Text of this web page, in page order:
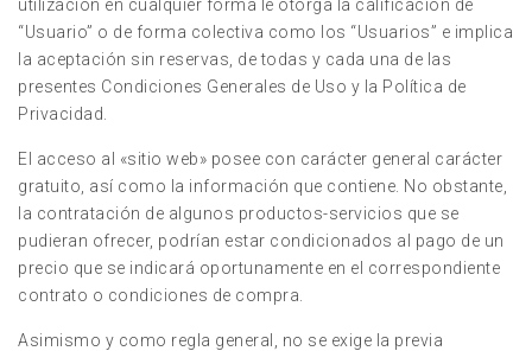
utilización en cualquier forma le otorga la calificación de
“Usuario” o de forma colectiva como los “Usuarios” e implica
la aceptación sin reservas, de todas y cada una de las
presentes Condiciones Generales de Uso y la Política de
Privacidad.
El acceso al «sitio web» posee con carácter general carácter
gratuito, así como la información que contiene. No obstante,
la contratación de algunos productos-servicios que se
pudieran ofrecer, podrían estar condicionados al pago de un
precio que se indicará oportunamente en el correspondiente
contrato o condiciones de compra.
Asimismo y como regla general, no se exige la previa